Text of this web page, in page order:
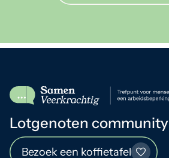
Lotgenoten community
Bezoek een koffietafel